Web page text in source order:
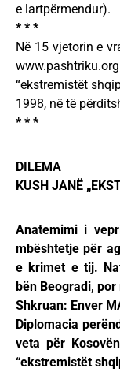
e lartpërmendur).
* * *
Në 15 vjetorin e
“ekstremistët
1998, në të
* * *
DILEMA
KUSH JANË
Anatemimi i
mbështetje për
e krimet e tij.
bën Beogradi,
Shkruan: Enver
Diplomacia
veta për
“ekstremistët